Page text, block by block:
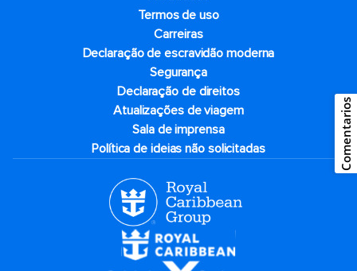
Termos de uso
Carreiras
Declaração de escravidão moderna
Segurança
Declaração de direitos
Atualizações de viagem
Sala de imprensa
Política de ideias não solicitadas
Comentarios